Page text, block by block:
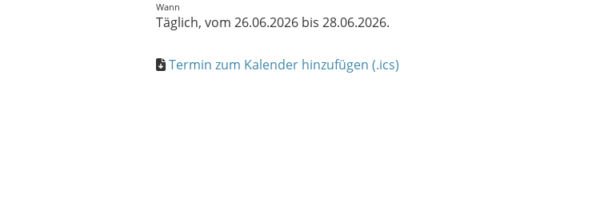
Wann
Täglich, vom 26.06.2026 bis 28.06.2026.
Termin zum Kalender hinzufügen (.ics)